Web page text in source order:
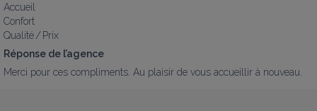
Accueil
Confort
Qualité / Prix
Réponse de l’agence
Merci pour ces compliments. Au plaisir de vous accueillir à nouveau.